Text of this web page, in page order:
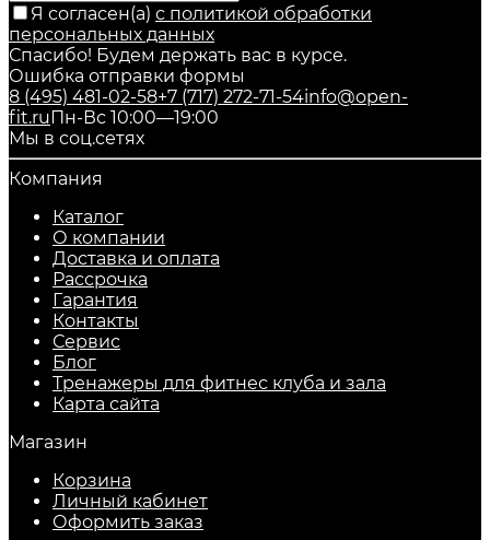
Я согласен(a) с политикой обработки
персональных данных
Спасибо! Будем держать вас в курсе.
Ошибка отправки формы
8 (495) 481-02-58+7 (717) 272-71-54info@open-
fit.ruПн-Вс 10:00—19:00
Мы в соц.сетях
Компания
Каталог
О компании
Доставка и оплата
Рассрочка
Гарантия
Контакты
Сервис
Блог
Тренажеры для фитнес клуба и зала
Карта сайта
Магазин
Корзина
Личный кабинет
Оформить заказ